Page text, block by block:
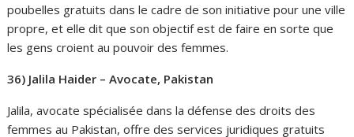
poubelles gratuits dans le cadre de son initiative pour une ville
propre, et elle dit que son objectif est de faire en sorte que
les gens croient au pouvoir des femmes.
36) Jalila Haider – Avocate, Pakistan
Jalila, avocate spécialisée dans la défense des droits des
femmes au Pakistan, offre des services juridiques gratuits